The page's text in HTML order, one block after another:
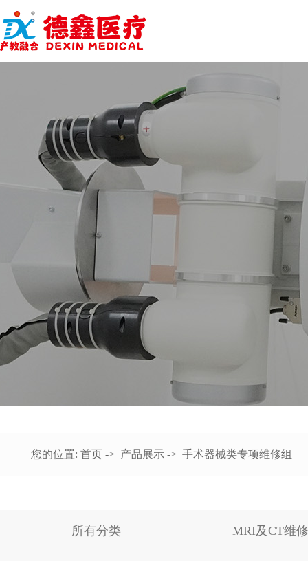
您的位置: 首页 -> 产品展示 -> 手术器械类专项维修组
所有分类 MRI及CT维